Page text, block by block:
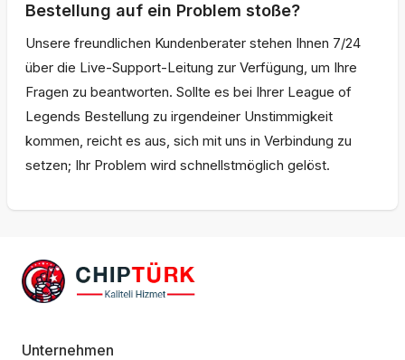
Bestellung auf ein Problem stoße?
Unsere freundlichen Kundenberater stehen Ihnen 7/24
über die Live-Support-Leitung zur Verfügung, um Ihre
Fragen zu beantworten. Sollte es bei Ihrer League of
Legends Bestellung zu irgendeiner Unstimmigkeit
kommen, reicht es aus, sich mit uns in Verbindung zu
setzen; Ihr Problem wird schnellstmöglich gelöst.
Unternehmen